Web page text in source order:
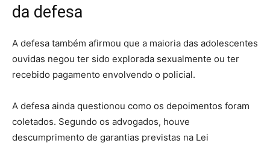
da defesa
A defesa também afirmou que a maioria das adolescentes
ouvidas negou ter sido explorada sexualmente ou ter
recebido pagamento envolvendo o policial.
A defesa ainda questionou como os depoimentos foram
coletados. Segundo os advogados, houve
descumprimento de garantias previstas na Lei